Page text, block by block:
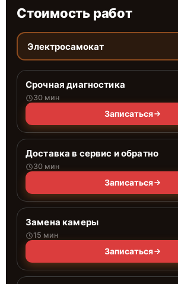
Стоимость работ
Электросамокат
Срочная диагностика
30 мин
Записаться
Доставка в сервис и обратно
30 мин
Записаться
Замена камеры
15 мин
Записаться